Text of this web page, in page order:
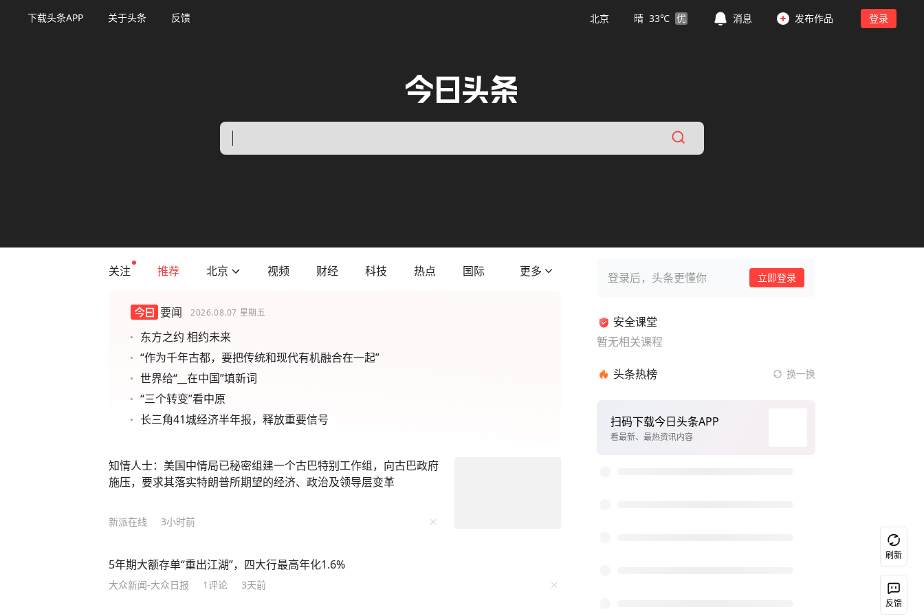
下载头条APP 关于头条 反馈 北京 晴 33℃ 优 消息 发布作品 登录
关注 推荐 北京 视频 财经 科技 热点 国际 更多
要闻 2026.08.07 星期五
东方之约 相约未来
“作为千年古都，要把传统和现代有机融合在一起”
世界给“__在中国”填新词
“三个转变”看中原
长三角41城经济半年报，释放重要信号
知情人士：美国中情局已秘密组建一个古巴特别工作组，向古巴政府
施压，要求其落实特朗普所期望的经济、政治及领导层变革
新派在线 3小时前
5年期大额存单“重出江湖”，四大行最高年化1.6%
大众新闻-大众日报 1评论 3天前
登录后，头条更懂你 立即登录
安全课堂
暂无相关课程
头条热榜 换一换
今日立秋
刷新
反馈